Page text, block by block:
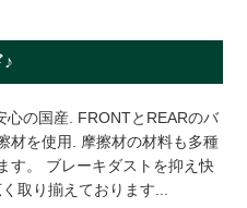
心の国産. FRONTとREARのバ
材を使用. 摩擦材の材料も多種
す。 ブレーキダストを抑え快
取り揃えております...